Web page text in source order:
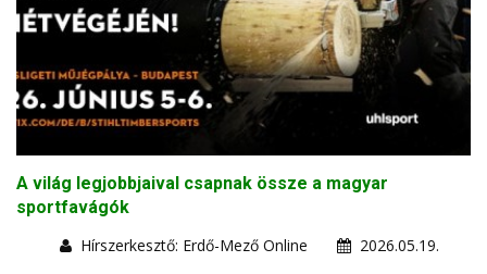
A világ legjobbjaival csapnak össze a magyar
sportfavágók
Hírszerkesztő: Erdő-Mező Online
2026.05.19.